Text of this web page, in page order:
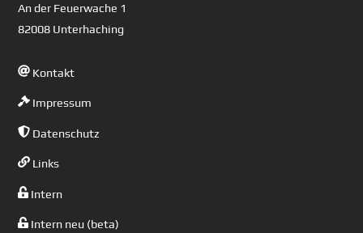
An der Feuerwache 1
82008 Unterhaching
Kontakt
Impressum
Datenschutz
Links
Intern
Intern neu (beta)